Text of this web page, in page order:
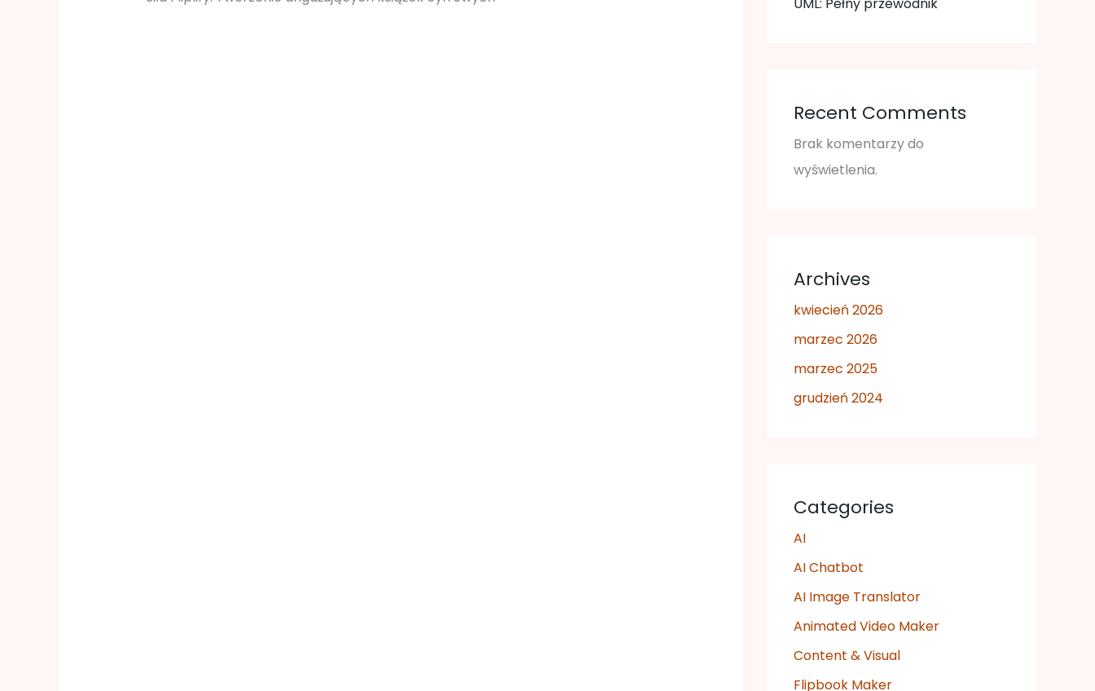
UML: Pełny przewodnik
Recent Comments
Brak komentarzy do
wyświetlenia.
Archives
kwiecień 2026
marzec 2026
marzec 2025
grudzień 2024
Categories
AI
AI Chatbot
AI Image Translator
Animated Video Maker
Content & Visual
Flipbook Maker